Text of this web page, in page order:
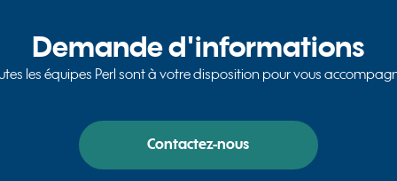
Demande d'informations
les équipes Perl sont à votre disposition pour vous
Contactez-nous